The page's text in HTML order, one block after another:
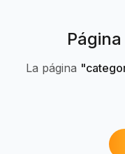
La página "